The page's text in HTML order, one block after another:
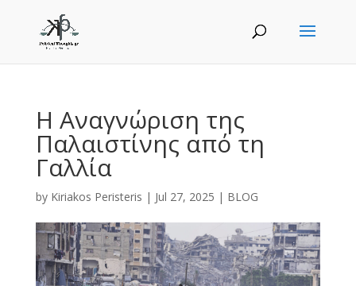
Η Αναγνώριση της
Παλαιστίνης από τη
Γαλλία
by Kiriakos Peristeris | Jul 27, 2025 | BLOG